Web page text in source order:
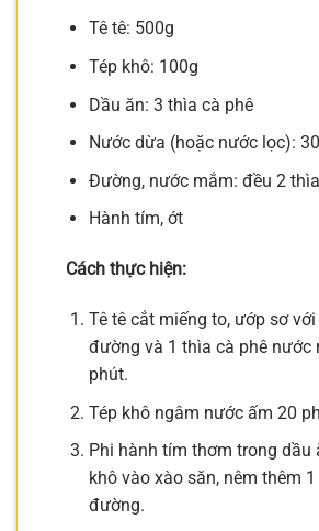
Tê tê: 500g
Tép khô: 100g
Dầu ăn: 3 thìa cà phê
Nước dừa (hoặc nước lọc):
Đường, nước mắm: đều 2
Hành tím, ớt
Cách thực hiện:
Tê tê cắt miếng to, ướp sơ
đường và 1 thìa cà phê nước
phút.
Tép khô ngâm nước ấm 20
Phi hành tím thơm trong dầu
khô vào xào săn, nêm thêm
đường.